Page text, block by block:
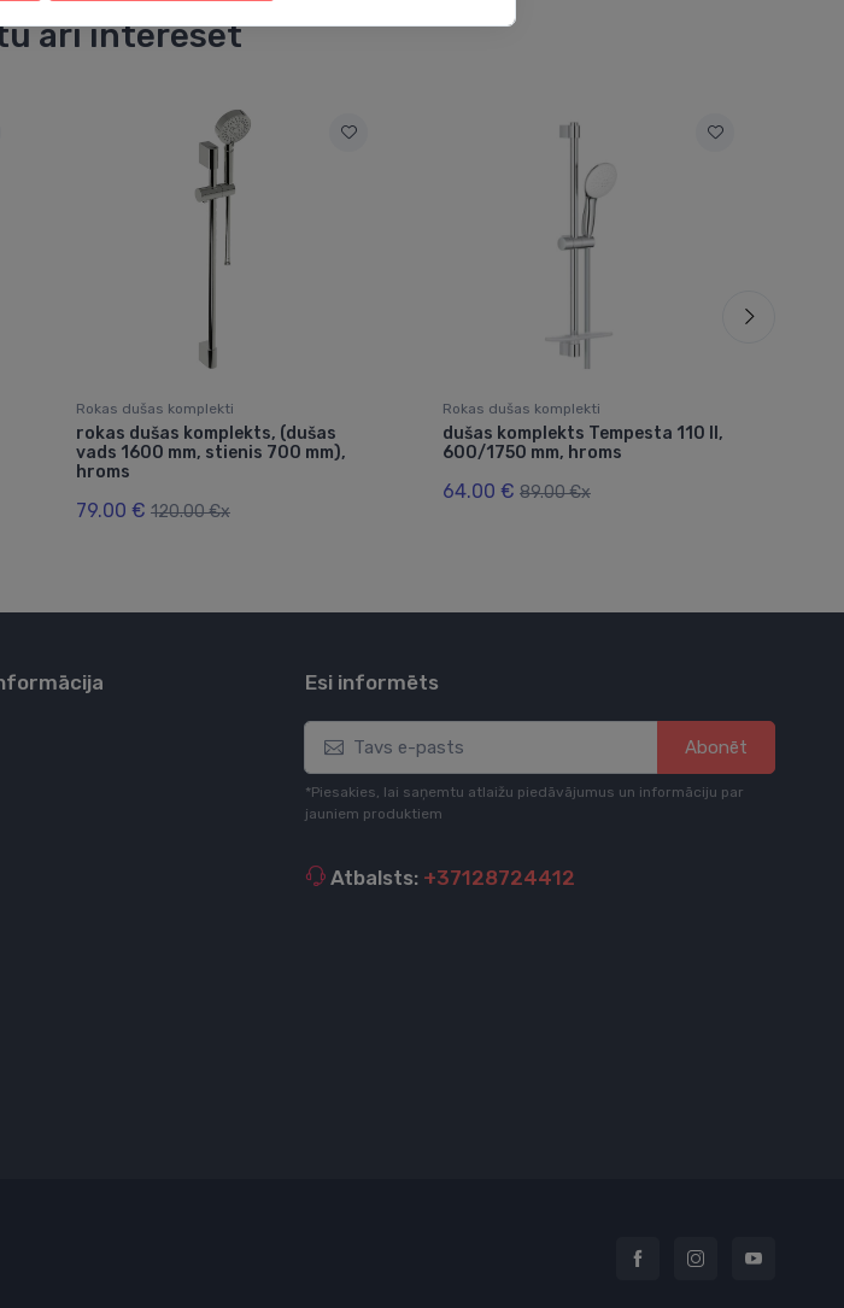
arī interesēt
Rokas dušas komplekti
rokas dušas komplekts, (dušas
vads 1600 mm, stienis 700 mm),
hroms
79.00 € 120.00 €x
Rokas dušas komplekti
dušas komplekts Tempesta 110 II,
600/1750 mm, hroms
64.00 € 89.00 €x
Esi informēts
Abonēt
*Piesakies, lai saņemtu atlaižu piedāvājumus un informāciju par
jauniem produktiem
Atbalsts: +37128724412